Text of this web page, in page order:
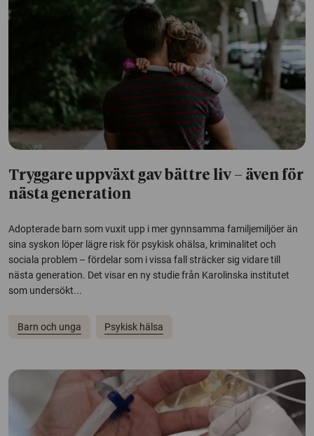
Tryggare uppväxt gav bättre liv – även för
nästa generation
Adopterade barn som vuxit upp i mer gynnsamma familjemiljöer än
sina syskon löper lägre risk för psykisk ohälsa, kriminalitet och
sociala problem – fördelar som i vissa fall sträcker sig vidare till
nästa generation. Det visar en ny studie från Karolinska institutet
som undersökt...
Barn och unga Psykisk hälsa